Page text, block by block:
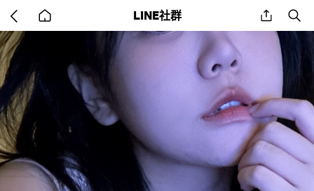
back
to
LINE社群 share